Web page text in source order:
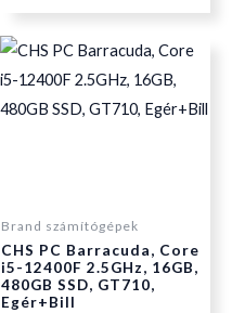
Brand számítógépek
CHS PC Barracuda, Core
i5-12400F 2.5GHz, 16GB,
480GB SSD, GT710,
Egér+Bill